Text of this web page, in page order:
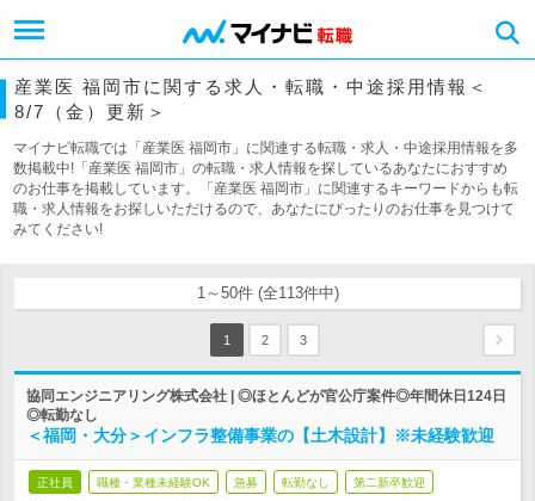
産業医 福岡市に関する求人・転職・中途採用情報＜
8/7（金）更新＞
マイナビ転職では「産業医 福岡市」に関連する転職・求人・中途採用情報を多
数掲載中!「産業医 福岡市」の転職・求人情報を探しているあなたにおすすめ
のお仕事を掲載しています。「産業医 福岡市」に関連するキーワードからも転
職・求人情報をお探しいただけるので、あなたにぴったりのお仕事を見つけて
みてください!
1～50件 (全113件中)
1 2 3
協同エンジニアリング株式会社 | ◎ほとんどが官公庁案件◎年間休日124日
◎転勤なし
＜福岡・大分＞インフラ整備事業の【土木設計】※未経験歓迎
正社員 職種・業種未経験OK 急募 転勤なし 第二新卒歓迎